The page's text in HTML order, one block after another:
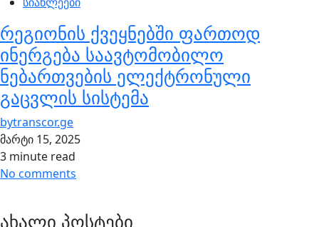
რეგიონის ქვეყნებში ფართოდ
ინერგება საავტომობილო
ნებართვების ელექტრონული
გაცვლის სისტემა
bytranscor.ge
მარტი 15, 2025
3 minute read
No comments
ახალი პოსტები